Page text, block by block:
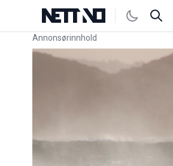
Annonsørinnhold
Link for annonse